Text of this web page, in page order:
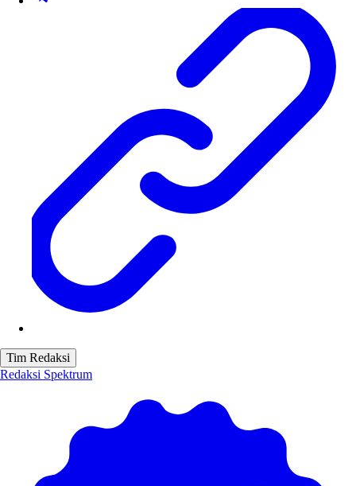
Tim Redaksi
Redaksi Spektrum